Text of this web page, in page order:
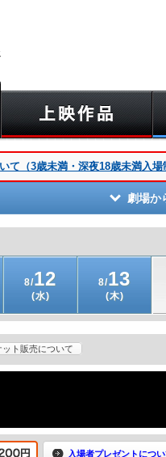
て（3歳未満・深夜18歳未満入場
劇場か
8/12
(水)
8/13
(木)
ット販売について
入場者プレゼントにつ